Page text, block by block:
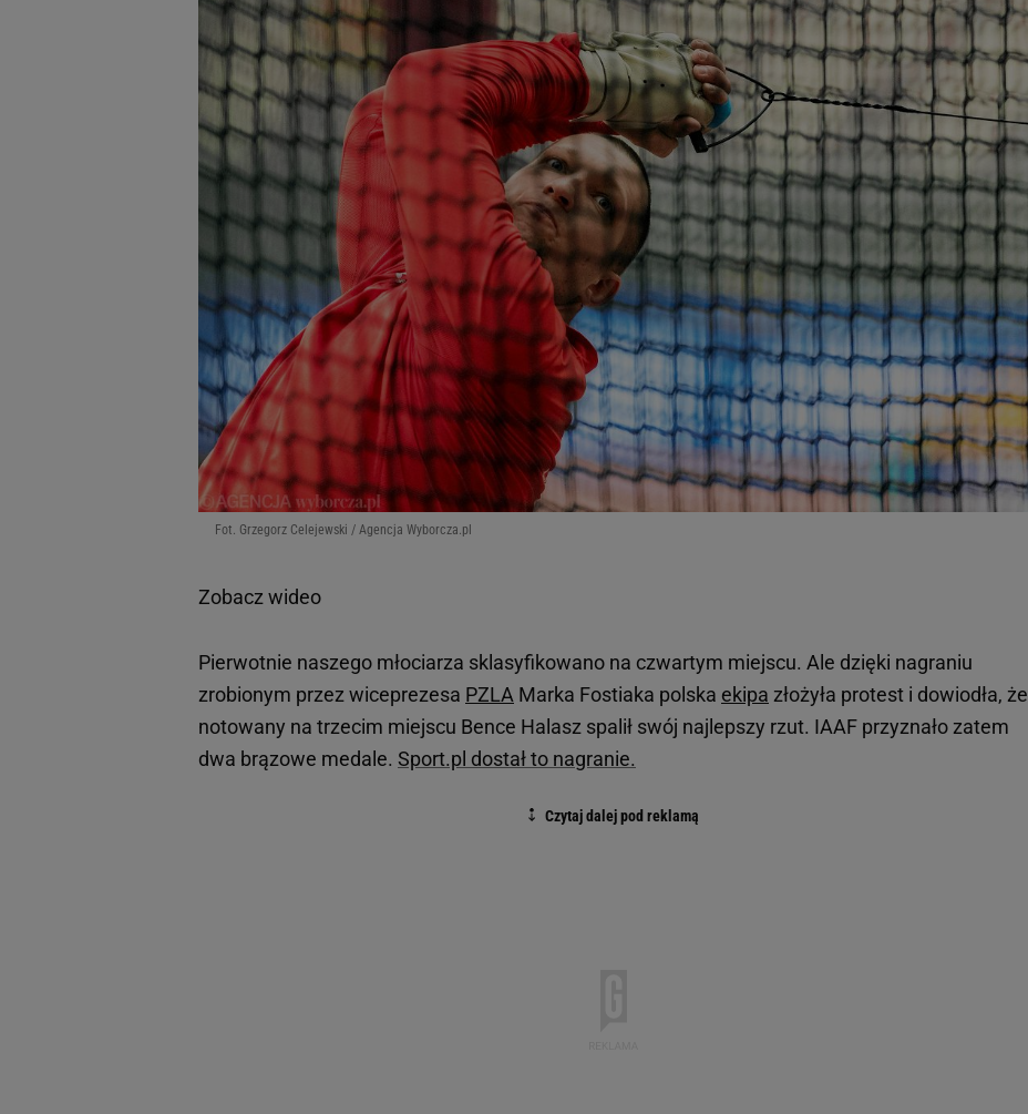
Fot. Grzegorz Celejewski / Agencja Wyborcza.pl
Zobacz wideo
Pierwotnie naszego młociarza sklasyfikowano na czwartym miejscu. Ale dzięki nagraniu
zrobionym przez wiceprezesa PZLA Marka Fostiaka polska ekipa złożyła protest i dowiodła, że
notowany na trzecim miejscu Bence Halasz spalił swój najlepszy rzut. IAAF przyznało zatem
dwa brązowe medale. Sport.pl dostał to nagranie.